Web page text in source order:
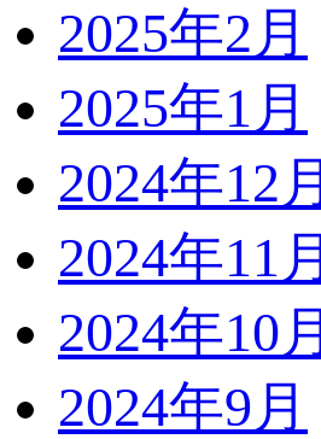
2025年2月
2025年1月
2024年12月
2024年11月
2024年10月
2024年9月